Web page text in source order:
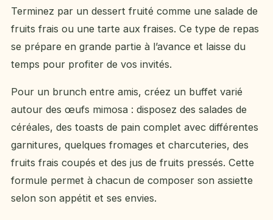
Terminez par un dessert fruité comme une salade de
fruits frais ou une tarte aux fraises. Ce type de repas
se prépare en grande partie à l’avance et laisse du
temps pour profiter de vos invités.
Pour un brunch entre amis, créez un buffet varié
autour des œufs mimosa : disposez des salades de
céréales, des toasts de pain complet avec différentes
garnitures, quelques fromages et charcuteries, des
fruits frais coupés et des jus de fruits pressés. Cette
formule permet à chacun de composer son assiette
selon son appétit et ses envies.